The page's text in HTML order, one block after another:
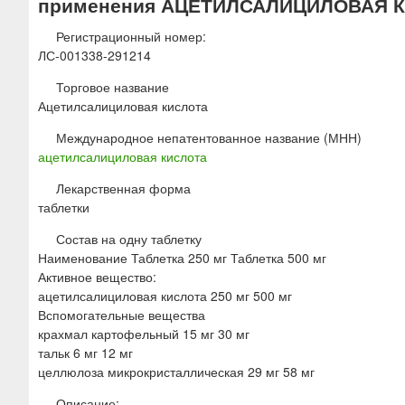
ю
Регистрационный номер:
ЛС-001338-291214
Торговое название
Ацетилсалициловая кислота
Международное непатентованное название (МНН)
ацетилсалициловая кислота
Лекарственная форма
таблетки
Состав на одну таблетку
Наименование Таблетка 250 мг Таблетка 500 мг
Активное вещество:
ацетилсалициловая кислота 250 мг 500 мг
Вспомогательные вещества
крахмал картофельный 15 мг 30 мг
тальк 6 мг 12 мг
целлюлоза микрокристаллическая 29 мг 58 мг